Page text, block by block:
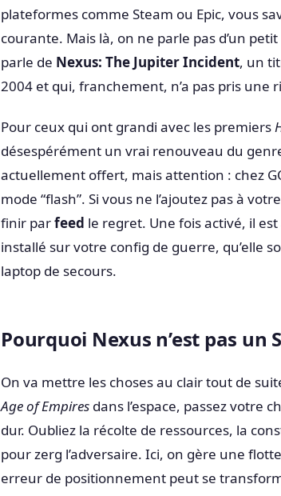
plateformes comme Steam ou Epic, vous
courante. Mais là, on ne parle pas d’un
parle de Nexus: The Jupiter Incident, un
2004 et qui, franchement, n’a pas pris une
Pour ceux qui ont grandi avec les premiers
désespérément un vrai renouveau du
actuellement offert, mais attention : chez
mode “flash”. Si vous ne l’ajoutez pas à
finir parfeed le regret. Une fois activé, il
installé sur votre config de guerre, qu’elle
laptop de secours.
Pourquoi Nexus n’est pas un
On va mettre les choses au clair tout de
Age of Empires dans l’espace, passez votre
dur. Oubliez la récolte de ressources, la
pour zerg l’adversaire. Ici, on gère une
erreur de positionnement peut se